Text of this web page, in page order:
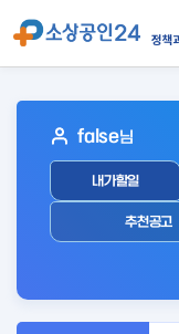
아
웃
로
인
false님
내가할일
추천공고